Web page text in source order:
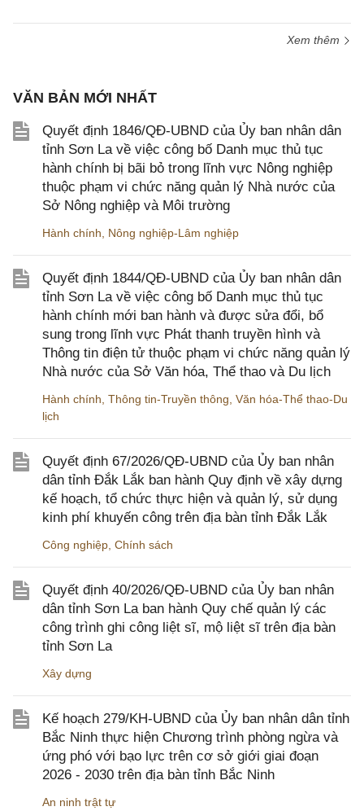
Xem thêm
VĂN BẢN MỚI NHẤT
Quyết định 1846/QĐ-UBND của Ủy ban nhân dân
tỉnh Sơn La về việc công bố Danh mục thủ tục
hành chính bị bãi bỏ trong lĩnh vực Nông nghiệp
thuộc phạm vi chức năng quản lý Nhà nước của
Sở Nông nghiệp và Môi trường
Hành chính Nông nghiệp-Lâm nghiệp
Quyết định 1844/QĐ-UBND của Ủy ban nhân dân
tỉnh Sơn La về việc công bố Danh mục thủ tục
hành chính mới ban hành và được sửa đổi, bổ
sung trong lĩnh vực Phát thanh truyền hình và
Thông tin điện tử thuộc phạm vi chức năng quản lý
Nhà nước của Sở Văn hóa, Thể thao và Du lịch
Hành chính Thông tin-Truyền thông Văn hóa-Thể thao-Du
lịch
Quyết định 67/2026/QĐ-UBND của Ủy ban nhân
dân tỉnh Đắk Lắk ban hành Quy định về xây dựng
kế hoạch, tổ chức thực hiện và quản lý, sử dụng
kinh phí khuyến công trên địa bàn tỉnh Đắk Lắk
Công nghiệp Chính sách
Quyết định 40/2026/QĐ-UBND của Ủy ban nhân
dân tỉnh Sơn La ban hành Quy chế quản lý các
công trình ghi công liệt sĩ, mộ liệt sĩ trên địa bàn
tỉnh Sơn La
Xây dựng
Kế hoạch 279/KH-UBND của Ủy ban nhân dân tỉnh
Bắc Ninh thực hiện Chương trình phòng ngừa và
ứng phó với bạo lực trên cơ sở giới giai đoạn
2026 - 2030 trên địa bàn tỉnh Bắc Ninh
An ninh trật tự